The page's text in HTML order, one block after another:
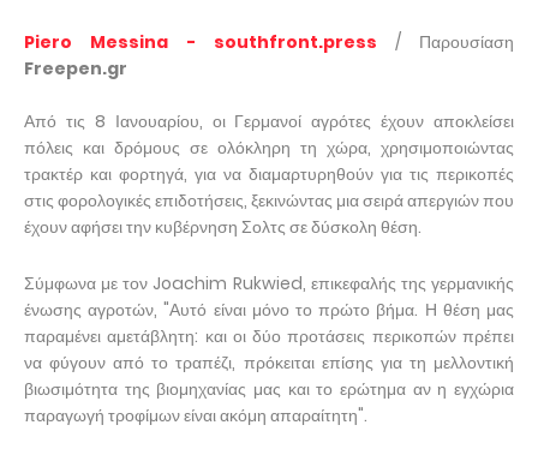
Piero Messina - southfront.press / Παρουσίαση
Freepen.gr
Από τις 8 Ιανουαρίου, οι Γερμανοί αγρότες έχουν αποκλείσει
πόλεις και δρόμους σε ολόκληρη τη χώρα, χρησιμοποιώντας
τρακτέρ και φορτηγά, για να διαμαρτυρηθούν για τις περικοπές
στις φορολογικές επιδοτήσεις, ξεκινώντας μια σειρά απεργιών που
έχουν αφήσει την κυβέρνηση Σολτς σε δύσκολη θέση.
Σύμφωνα με τον Joachim Rukwied, επικεφαλής της γερμανικής
ένωσης αγροτών, "Αυτό είναι μόνο το πρώτο βήμα. Η θέση μας
παραμένει αμετάβλητη: και οι δύο προτάσεις περικοπών πρέπει
να φύγουν από το τραπέζι, πρόκειται επίσης για τη μελλοντική
βιωσιμότητα της βιομηχανίας μας και το ερώτημα αν η εγχώρια
παραγωγή τροφίμων είναι ακόμη απαραίτητη".